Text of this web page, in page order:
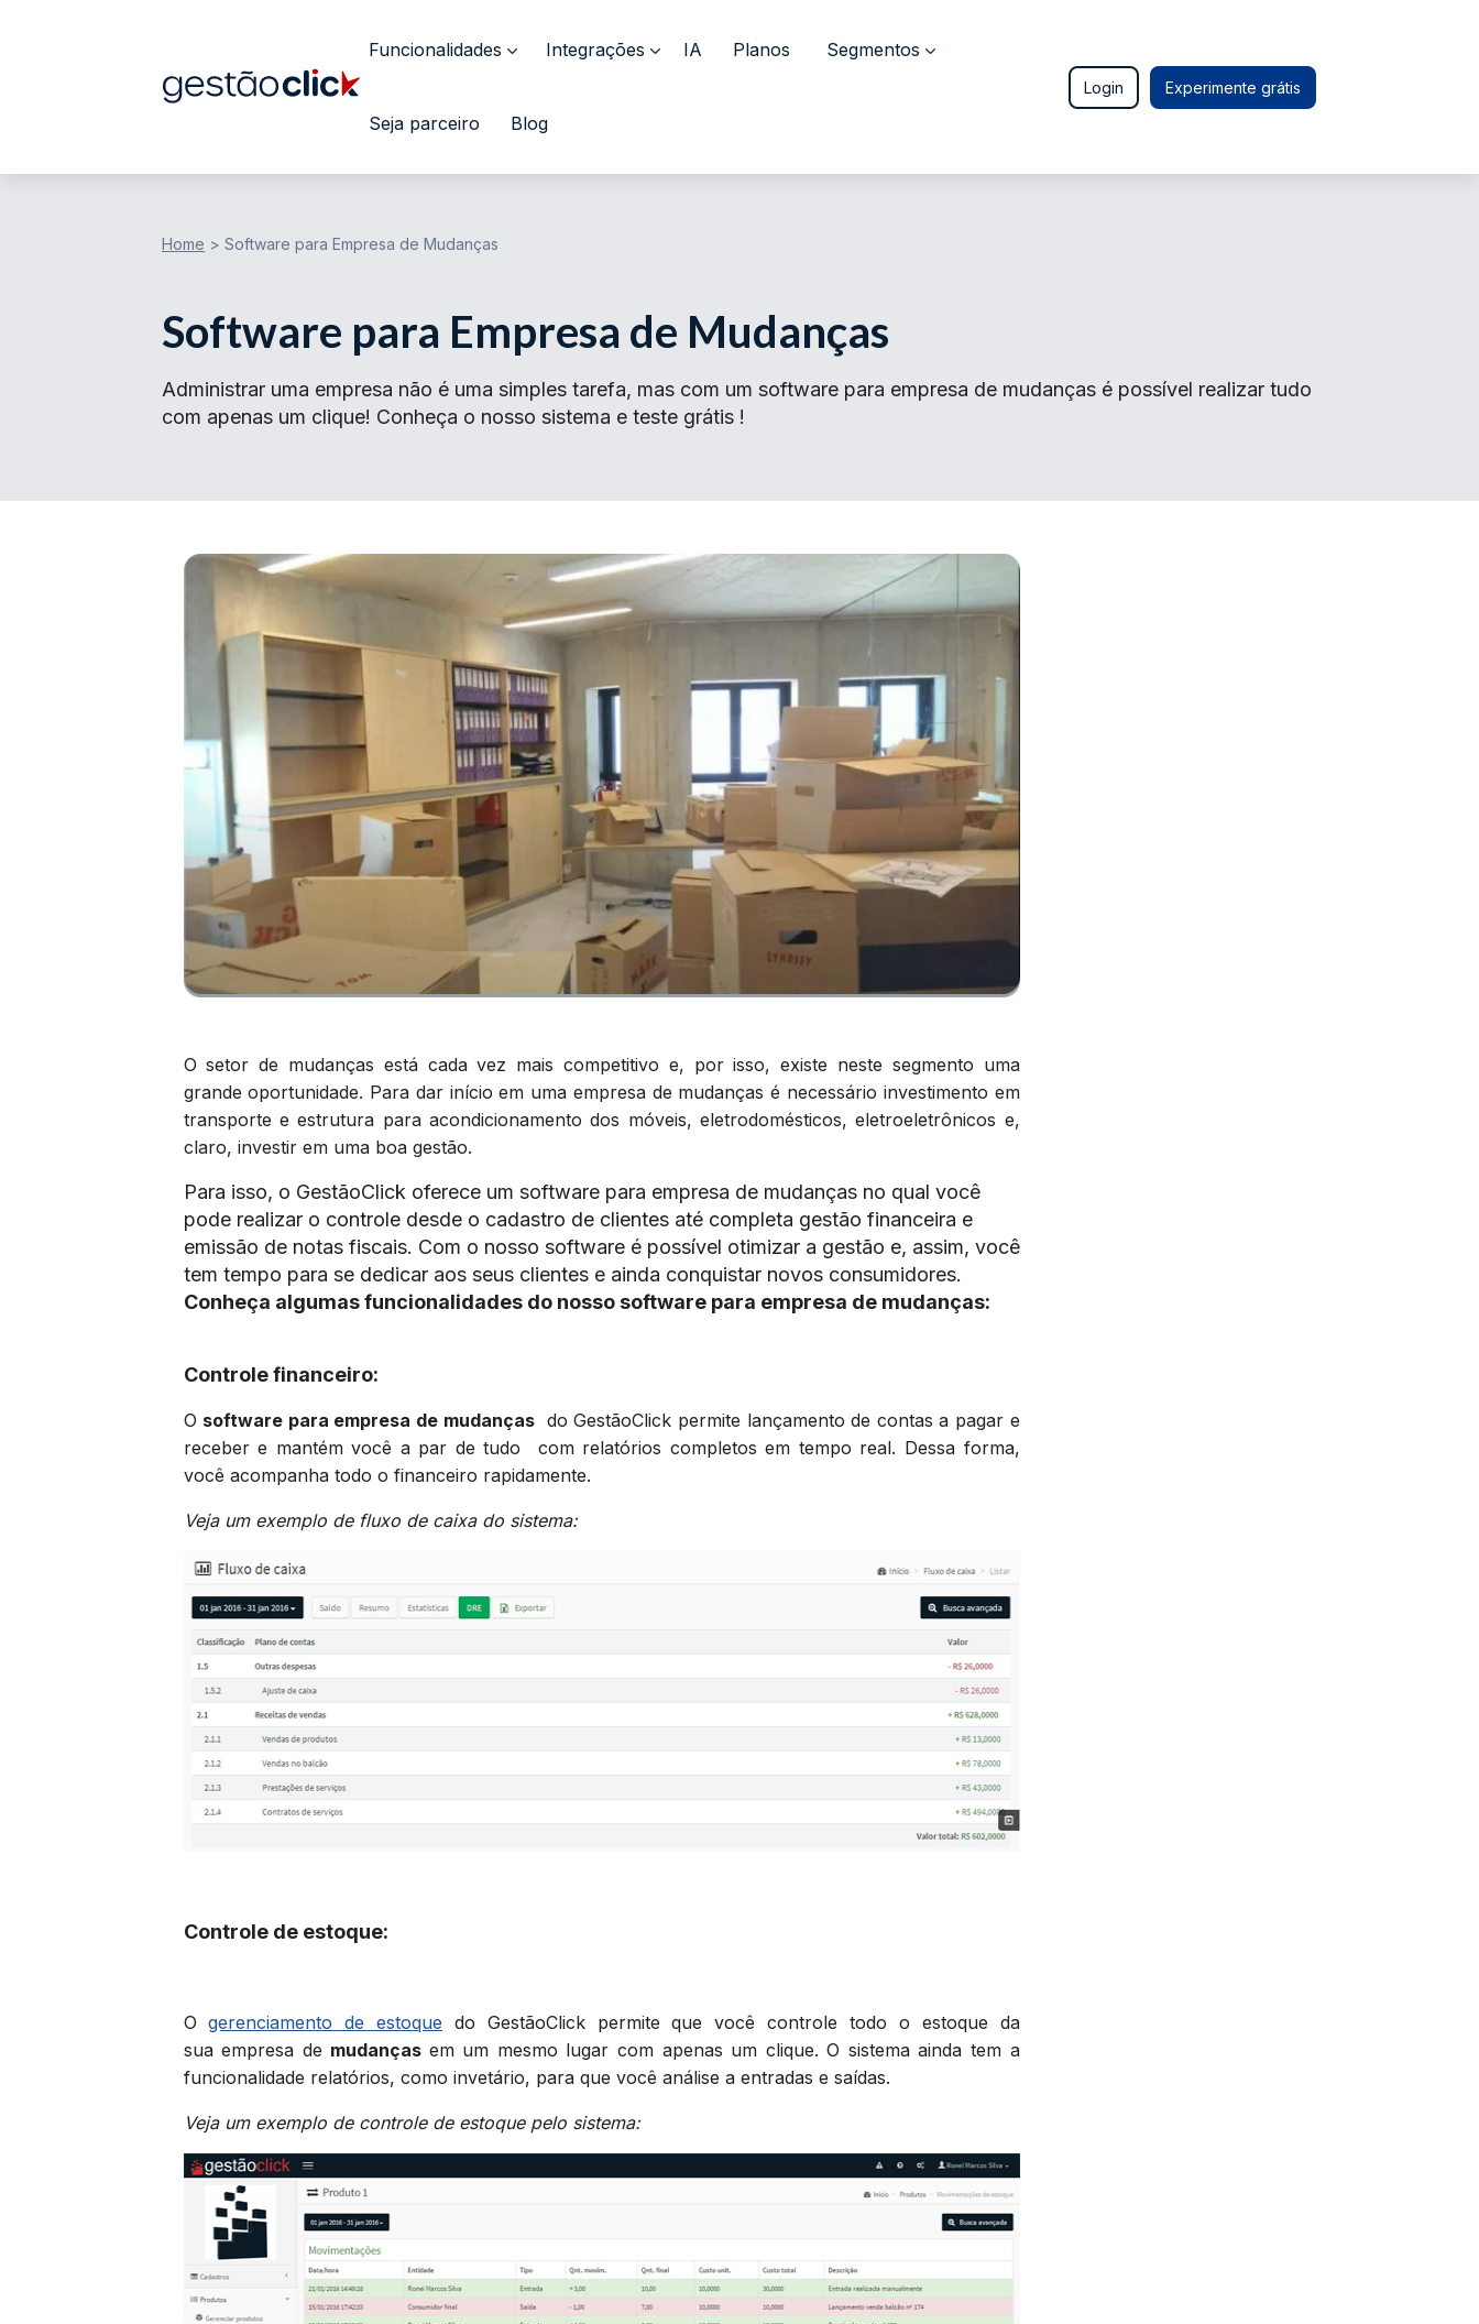
Funcionalidades Integrações IA Planos Segmentos
Seja parceiro Blog
Login Experimente grátis
Home > Software para Empresa de Mudanças
Software para Empresa de Mudanças
Administrar uma empresa não é uma simples tarefa, mas com um software para empresa de mudanças é possível realizar tudo
com apenas um clique! Conheça o nosso sistema e teste grátis !
O setor de mudanças está cada vez mais competitivo e, por isso, existe neste segmento uma
grande oportunidade. Para dar início em uma empresa de mudanças é necessário investimento em
transporte e estrutura para acondicionamento dos móveis, eletrodomésticos, eletroeletrônicos e,
claro, investir em uma boa gestão.
Para isso, o GestãoClick oferece um software para empresa de mudanças no qual você
pode realizar o controle desde o cadastro de clientes até completa gestão financeira e
emissão de notas fiscais. Com o nosso software é possível otimizar a gestão e, assim, você
tem tempo para se dedicar aos seus clientes e ainda conquistar novos consumidores.
Conheça algumas funcionalidades do nosso software para empresa de mudanças:
Controle financeiro:
O software para empresa de mudançasdo GestãoClick permite lançamento de contas a pagar e
receber e mantém você a par de tudo com relatórios completos em tempo real. Dessa forma,
você acompanha todo o financeiro rapidamente.
Veja um exemplo de fluxo de caixa do sistema:
Controle de estoque:
Ogerenciamento de estoque do GestãoClick permite que você controle todo o estoque da
sua empresa de mudanças em um mesmo lugar com apenas um clique. O sistema ainda tem a
funcionalidade relatórios, como invetário, para que você análise a entradas e saídas.
Veja um exemplo de controle de estoque pelo sistema: